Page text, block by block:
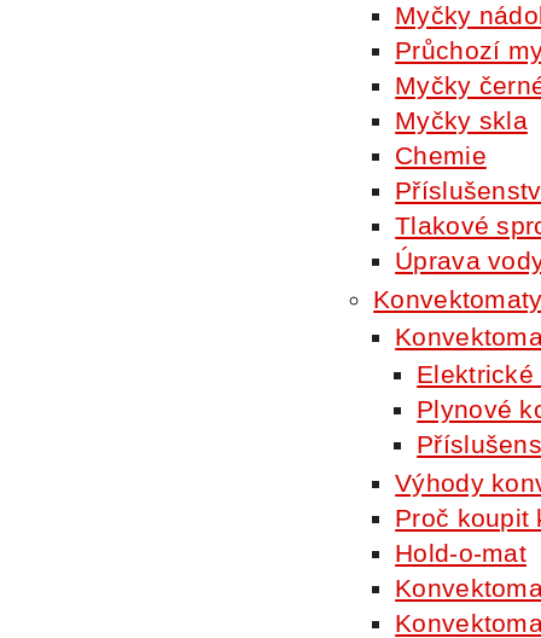
Myčky
Průchozí
Myčky
Myčky skla
Chemie
Tlakové
Úprava
Elektrické
Plynové
Výhody
Proč koupit
Hold-o-mat